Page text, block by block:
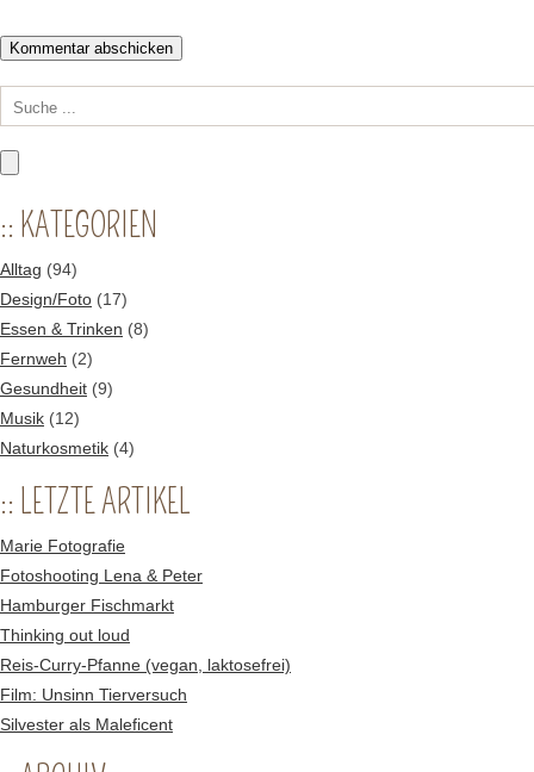
:: KATEGORIEN
Alltag (94)
Design/Foto (17)
Essen & Trinken (8)
Fernweh (2)
Gesundheit (9)
Musik (12)
Naturkosmetik (4)
:: LETZTE ARTIKEL
Marie Fotografie
Fotoshooting Lena & Peter
Hamburger Fischmarkt
Thinking out loud
Reis-Curry-Pfanne (vegan, laktosefrei)
Film: Unsinn Tierversuch
Silvester als Maleficent